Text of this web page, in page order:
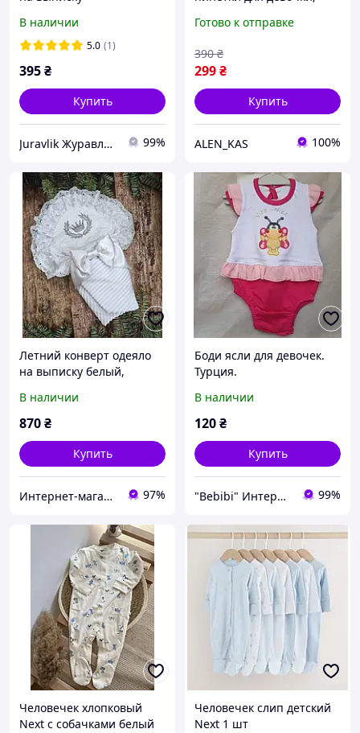
для новорожденных на
выписку Конверт
В наличии
5.0 (1)
395₴
Купить
Juravlik Журавлик интернет магазин детских товаров 99%
Первая обувь на липучке.
Готово к отправке
299₴
390 ₴
Купить
ALEN_KAS 100%
Летний конверт одеяло
на выписку белый,
В наличии
870₴
Купить
Интернет-магазин "МАЛЮК" 97%
Боди ясли для девочек.
Турция.
В наличии
120₴
Купить
"Bebibi" Интернет-магазин 99%
Человечек хлопковый
Next с собачками белый
Человечек слип детский
Next 1 шт